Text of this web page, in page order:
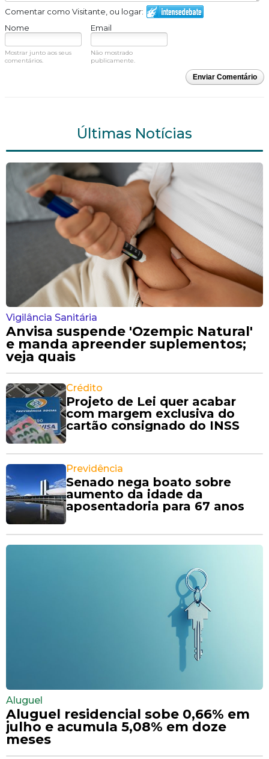
Comentar como Visitante, ou logar:
Nome
Email
Mostrar junto aos seus
comentários.
Não mostrado
publicamente.
Enviar Comentário
Últimas Notícias
Vigilância Sanitária
Anvisa suspende 'Ozempic Natural'
e manda apreender suplementos;
veja quais
Crédito
Projeto de Lei quer acabar
com margem exclusiva do
cartão consignado do INSS
Previdência
Senado nega boato sobre
aumento da idade da
aposentadoria para 67 anos
Aluguel
Aluguel residencial sobe 0,66% em
julho e acumula 5,08% em doze
meses